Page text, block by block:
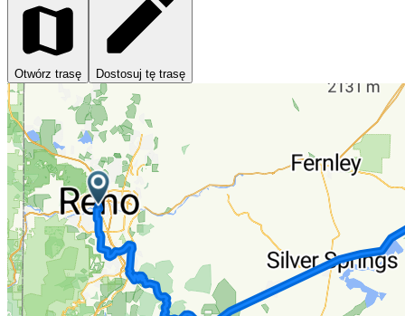
Otwórz trasę Dostosuj tę trasę